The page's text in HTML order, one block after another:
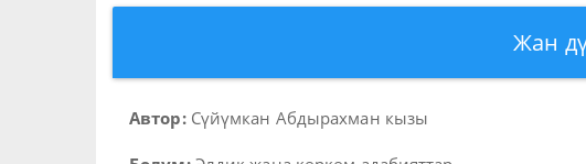
Жан
Автор:Сүйүмкан Абдырахман кызы